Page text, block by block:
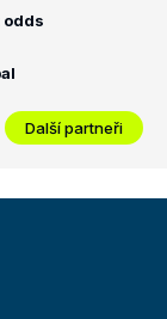
odds
Další partneři